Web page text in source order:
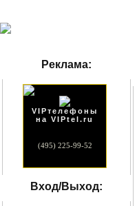
Реклама:
VIPтелефоны
на VIPtel.ru
(495) 225-99-52
Вход/Выход: